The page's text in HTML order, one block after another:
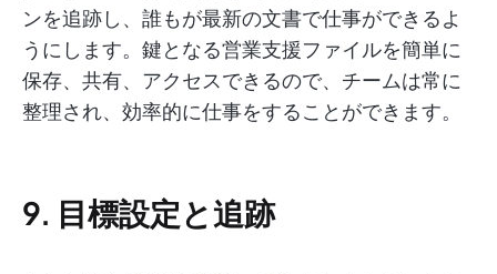
ンを追跡し、誰もが最新の文書で仕事ができるよ
うにします。鍵となる営業支援ファイルを簡単に
保存、共有、アクセスできるので、チームは常に
整理され、効率的に仕事をすることができます。
9. 目標設定と追跡